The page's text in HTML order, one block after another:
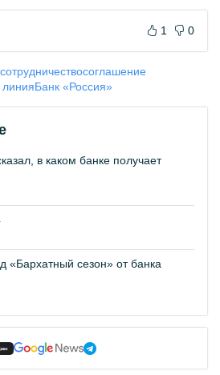
1 0
сотрудничествосоглашение
линияБанк «Россия»
в каком банке получает
«Бархатный сезон» от банка